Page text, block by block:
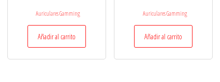
Auriculares Gamming
Añadir al carrito
Auriculares Gamming
Añadir al carrito